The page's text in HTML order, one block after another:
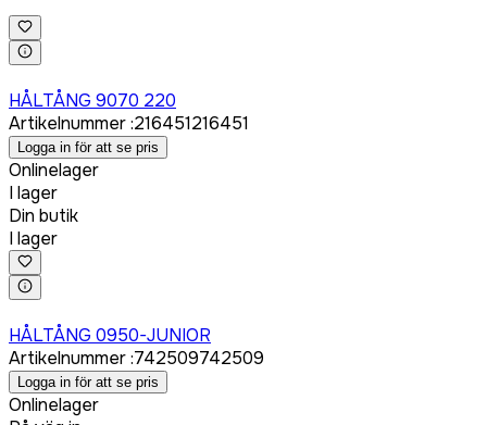
HÅLTÅNG 9070 220
Artikelnummer:216451216451
Logga in för att se pris
Onlinelager
I lager
Din butik
I lager
HÅLTÅNG 0950-JUNIOR
Artikelnummer:742509742509
Logga in för att se pris
Onlinelager